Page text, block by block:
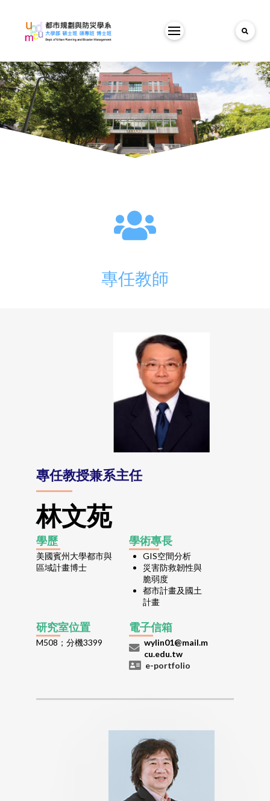
專任教師
專任教授兼系主任
林文苑
學歷
美國賓州大學都市與
區域計畫博士
學術專長
GIS空間分析
災害防救韌性與
脆弱度
都市計畫及國土
計畫
研究室位置
M508；分機3399
電子信箱
wylin01@mail.m
cu.edu.tw
e-portfolio